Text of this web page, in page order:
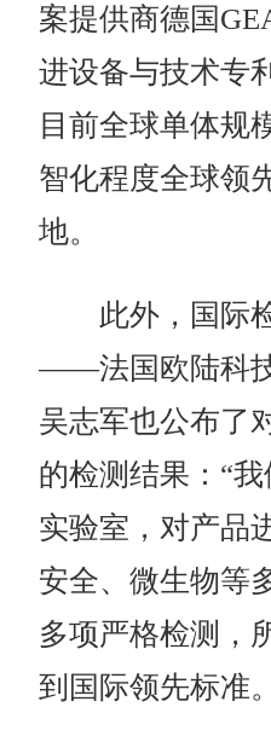
案提供商德国
进设备与技术专
目前全球单体规
智化程度全球领
地。
此外，国际检
——法国欧陆科
吴志军也公布了
的检测结果：“
实验室，对产品
安全、微生物等
多项严格检测，
到国际领先标准